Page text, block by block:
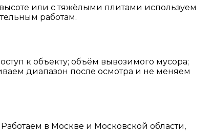
или с тяжёлыми плитами используем
работам.
к объекту; объём вывозимого мусора;
диапазон после осмотра и не меняем
в Москве и Московской области,